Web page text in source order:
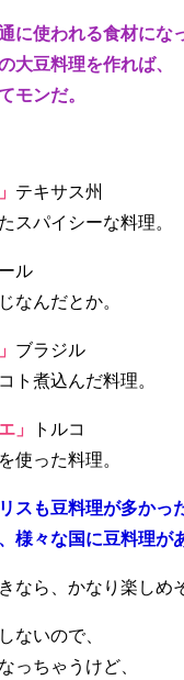
に使われる食材にな
大豆料理を作れば、
モンだ。
テキサス州
スパイシーな料理。
ル
なんだとか。
ブラジル
ト煮込んだ料理。
」
トルコ
使った料理。
スも豆料理が多かっ
様々な国に豆料理が
なら、かなり楽しめ
ないので、
っちゃうけど、